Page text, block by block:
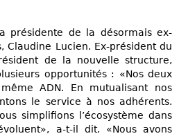
présidente de la désormais ex-
Claudine Lucien. Ex-président du
de la nouvelle structure,
opportunités : «Nos deux
ADN. En mutualisant nos
le service à nos adhérents.
simplifions l’écosystème dans
a-t-il dit. «Nous avons